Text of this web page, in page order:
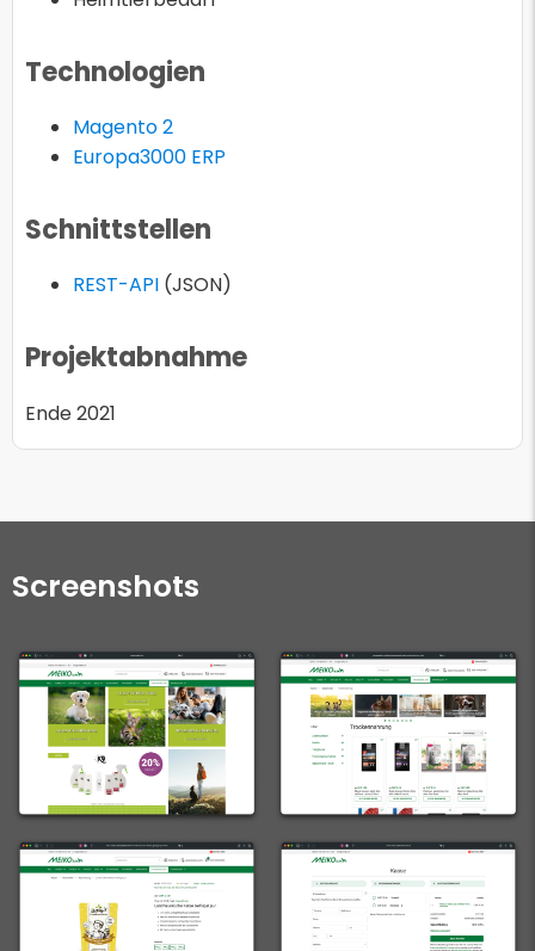
Technologien
Magento 2
Europa3000 ERP
Schnittstellen
REST-API (JSON)
Projektabnahme
Ende 2021
Screenshots